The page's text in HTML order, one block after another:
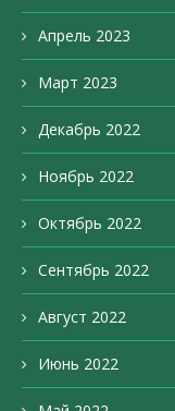
Апрель 2023
Март 2023
Декабрь 2022
Ноябрь 2022
Октябрь 2022
Сентябрь 2022
Август 2022
Июнь 2022